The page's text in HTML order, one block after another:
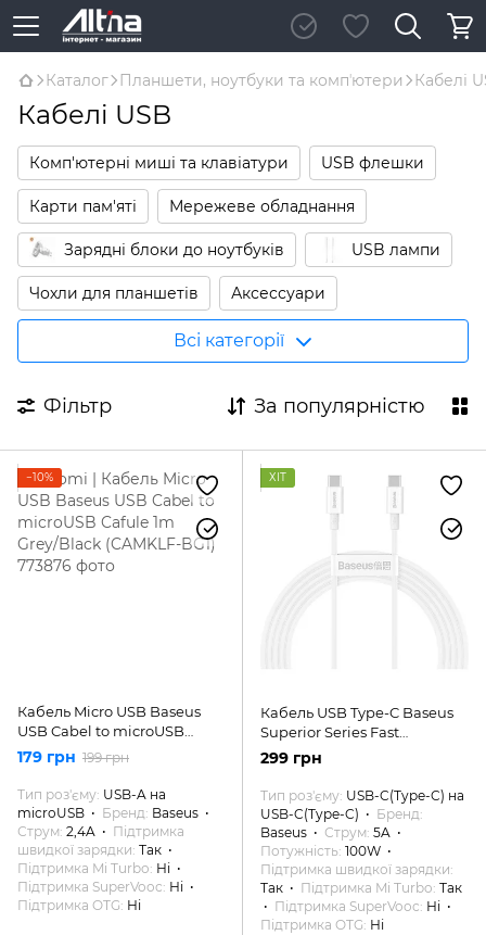
Каталог Планшети, ноутбуки та компʼютери Кабелі
Кабелі USB
Комп'ютерні миші та клавіатури USB флешки
Карти пам'яті Мережеве обладнання
Зарядні блоки до ноутбуків USB лампи
Чохли для планшетів Аксессуари
Кабелі HDMI
Всі категорії
Фільтр За популярністю
−10%
Кабель Micro USB Baseus
USB Cabel to microUSB
Cafule 1m Grey/Black
(CAMKLF-BG1)
179 грн 199 грн
Тип роз'єму USB-A на
microUSB
Бренд Baseus
Струм 2,4A
Підтримка
швидкої зарядки Так
Підтримка Mi Turbo Ні
Підтримка SuperVooc Ні
Підтримка OTG Ні
ХІТ
Кабель USB Type-C Baseus
Superior Series Fast
Charging Data Cable Type-C
to Type-C 100W 1m White
(CATYS-B02)
299 грн
Тип роз'єму USB-C(Type-C) на
USB-C(Type-C)
Бренд
Baseus
Струм 5A
Потужність 100W
Підтримка швидкої зарядки
Так
Підтримка Mi Turbo Так
Підтримка SuperVooc Ні
Підтримка OTG Ні